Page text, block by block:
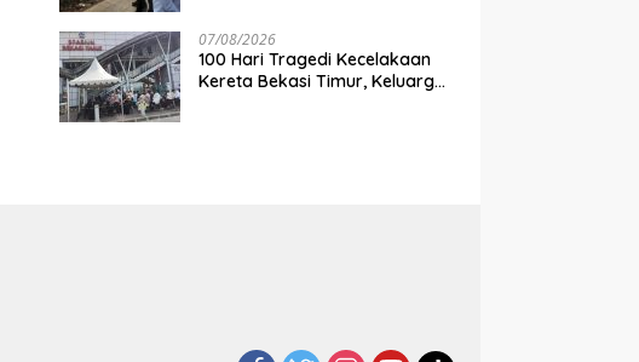
07/08/2026
100 Hari Tragedi Kecelakaan
Kereta Bekasi Timur, Keluarga